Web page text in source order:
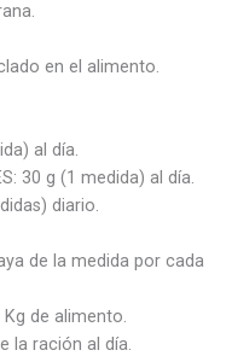
en el alimento.
al día.
30 g (1 medida) al día.
diario.
de la medida por cada
Kg de alimento.
la ración al día.